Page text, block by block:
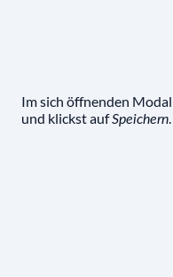
Im sich öffnenden
und klickst aufSpeichern.